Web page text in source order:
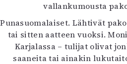
vallankumousta
Punasuomalaiset. Lähtivät
tai sitten aatteen vuoksi.
Karjalassa – tulijat olivat
saaneita tai ainakin